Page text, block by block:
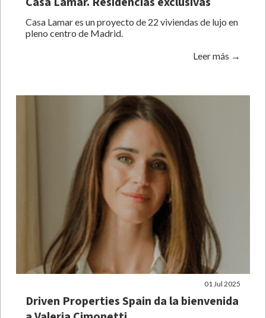
Casa Lamar es un proyecto de 22 viviendas de lujo en
pleno centro de Madrid.
Leer más →
01 Jul 2025
Driven Properties Spain da la bienvenida